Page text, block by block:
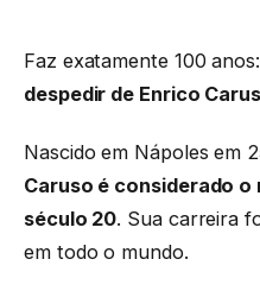
Faz exatamente 100
despedir de Enrico
Nascido em Nápoles em
Caruso é considerado
século 20. Sua carreira
em todo o mundo.